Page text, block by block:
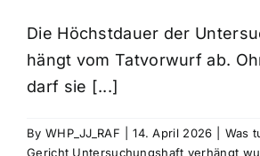
Die Höchstdauer der
hängt vom Tatvorwurf ab.
darf sie [...]
By WHP_JJ_RAF 14. April 2026
Was
Gericht Untersuchungshaft verhängt